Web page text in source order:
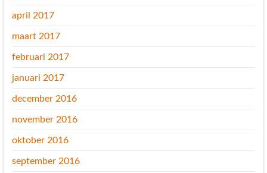
april 2017
maart 2017
februari 2017
januari 2017
december 2016
november 2016
oktober 2016
september 2016